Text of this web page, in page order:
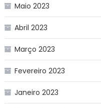
Maio 2023
Abril 2023
Março 2023
Fevereiro 2023
Janeiro 2023